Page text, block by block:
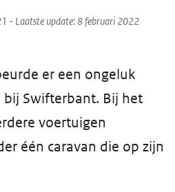
- Laatste update:8 februari 2022
er een ongeluk
Swifterbant. Bij het
voertuigen
één caravan die op zijn